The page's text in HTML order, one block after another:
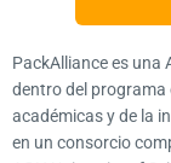
PackAlliance es una
dentro del programa
académicas y de la
en un consorcio